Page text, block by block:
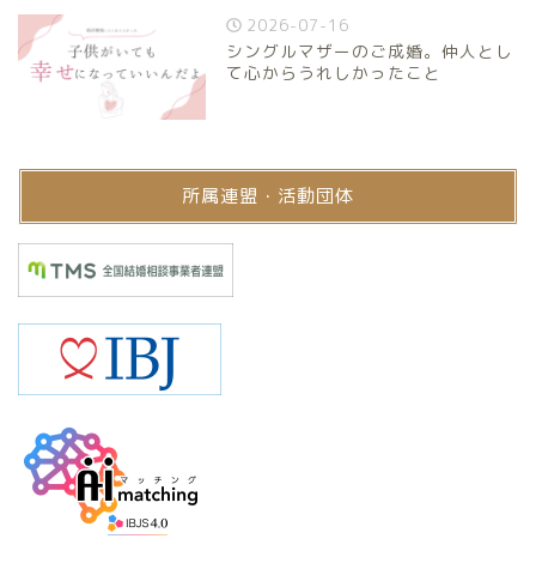
2026-07-16
シングルマザーのご成婚。仲人とし
て心からうれしかったこと
所属連盟・活動団体